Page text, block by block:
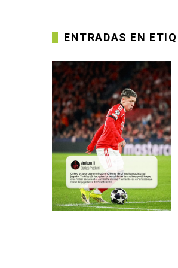
ENTRADAS EN